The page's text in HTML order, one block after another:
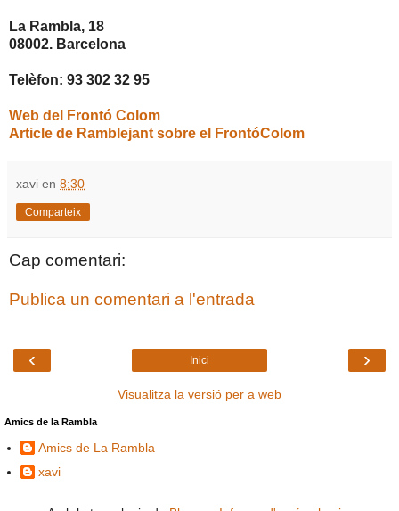
La Rambla, 18
08002. Barcelona
Telèfon: 93 302 32 95
Web del Frontó Colom
Article de Ramblejant sobre el FrontóColom
xavi en 8:30
Comparteix
Cap comentari:
Publica un comentari a l'entrada
‹ ›
Inici
Visualitza la versió per a web
Amics de la Rambla
Amics de La Rambla
xavi